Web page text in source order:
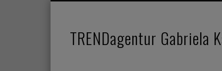
TRENDagentur Gabriela
PinterestVimeo